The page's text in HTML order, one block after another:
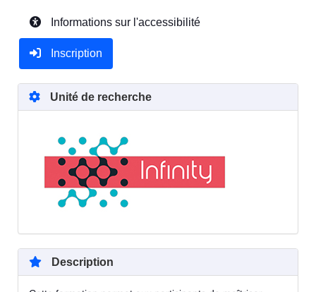
Informations sur l'accessibilité
Inscription
Unité de recherche
Description